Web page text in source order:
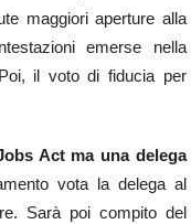
maggiori aperture alla
emerse nella
il voto di fiducia per
Act ma una delega
vota la delega al
Sarà poi compito del